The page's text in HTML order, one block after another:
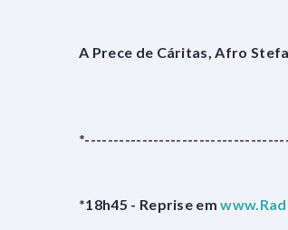
A Prece de Cáritas, Afro
*18h45 - Reprise em